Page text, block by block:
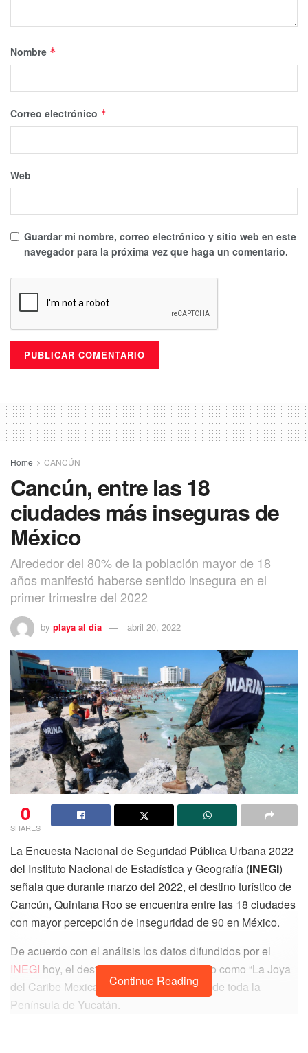
Nombre *
Correo electrónico *
Web
Guardar mi nombre, correo electrónico y sitio web en este
navegador para la próxima vez que haga un comentario.
Home CANCÚN
Cancún, entre las 18
ciudades más inseguras de
México
Alrededor del 80% de la población mayor de 18
años manifestó haberse sentido insegura en el
primer trimestre del 2022
by playa al dia abril 20, 2022
0
SHARES
La Encuesta Nacional de Seguridad Pública Urbana 2022
del Instituto Nacional de Estadística y Geografía (INEGI)
señala que durante marzo del 2022, el destino turístico de
Cancún, Quintana Roo se encuentra entre las 18 ciudades
con mayor percepción de inseguridad de 90 en México.
De acuerdo con el análisis los datos difundidos por el
INEGI hoy, el destino turístico considerado como “La Joya
del Caribe Mexicano” es la más insegura de toda la
Península de Yucatán.
Continue Reading